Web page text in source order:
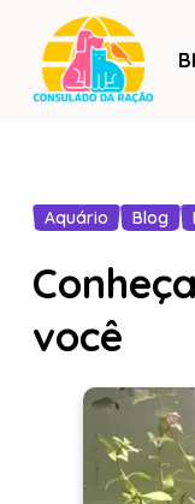
Aquário Blog
você